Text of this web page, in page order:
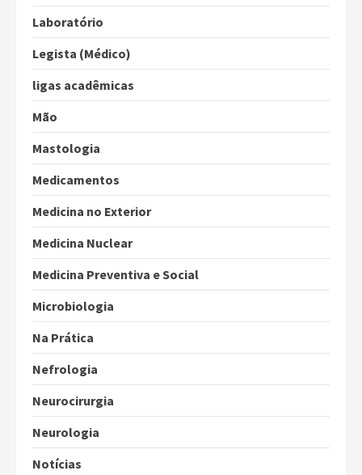
Laboratório
Legista (Médico)
ligas acadêmicas
Mão
Mastologia
Medicamentos
Medicina no Exterior
Medicina Nuclear
Medicina Preventiva e Social
Microbiologia
Na Prática
Nefrologia
Neurocirurgia
Neurologia
Notícias